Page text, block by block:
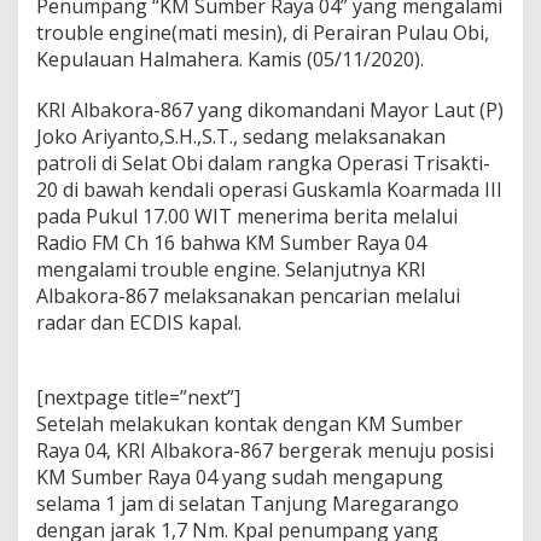
v
a
u
s
i
K
M
S
U
M
B
E
R
R
A
0
Penumpang “KM Sumber Raya 04” yang mengalami
trouble engine(mati mesin), di Perairan Pulau Obi,
Kepulauan Halmahera. Kamis (05/11/2020).
KRI Albakora-867 yang dikomandani Mayor Laut (P)
Joko Ariyanto,S.H.,S.T., sedang melaksanakan
patroli di Selat Obi dalam rangka Operasi Trisakti-
20 di bawah kendali operasi Guskamla Koarmada III
pada Pukul 17.00 WIT menerima berita melalui
Radio FM Ch 16 bahwa KM Sumber Raya 04
mengalami trouble engine. Selanjutnya KRI
Albakora-867 melaksanakan pencarian melalui
radar dan ECDIS kapal.
[nextpage title=”next”]
Setelah melakukan kontak dengan KM Sumber
Raya 04, KRI Albakora-867 bergerak menuju posisi
KM Sumber Raya 04 yang sudah mengapung
selama 1 jam di selatan Tanjung Maregarango
dengan jarak 1,7 Nm. Kpal penumpang yang